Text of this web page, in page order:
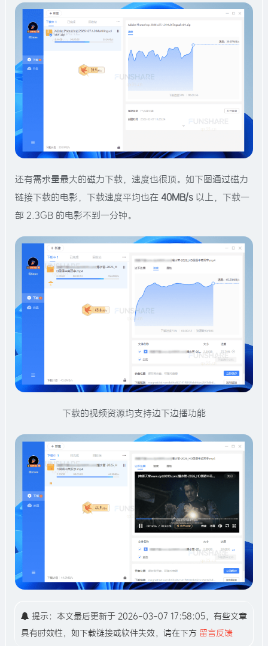
还有需求量最大的磁力下载，速度也很顶。如下图通过磁力
链接下载的电影，下载速度平均也在 40MB/s 以上，下载一
部 2.3GB 的电影不到一分钟。
下载的视频资源均支持边下边播功能
提示：本文最后更新于 2026-03-07 17:58:05，有些文章
具有时效性，如下载链接或软件失效，请在下方 留言反馈